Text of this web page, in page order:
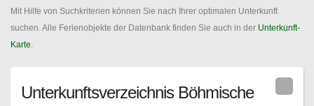
Mit Hilfe von Suchkriterien können Sie nach Ihrer optimalen Unterkunft
suchen. Alle Ferienobjekte der Datenbank finden Sie auch in der Unterkunft-
Karte.
Unterkunftsverzeichnis Böhmische